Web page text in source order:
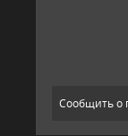
Сообщить о